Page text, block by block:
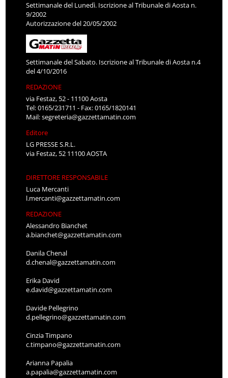
Settimanale del Lunedì. Iscrizione al Tribunale di Aosta n.
9/2002
Autorizzazione del 20/05/2002
Settimanale del Sabato. Iscrizione al Tribunale di Aosta n.4
del 4/10/2016
REDAZIONE
via Festaz, 52 - 11100 Aosta
Tel: 0165/231711 - Fax: 0165/1820141
Mail:segreteria@gazzettamatin.com
Editore
LG PRESSE S.R.L.
via Festaz, 52 11100 AOSTA
DIRETTORE RESPONSABILE
Luca Mercanti
l.mercanti@gazzettamatin.com
REDAZIONE
Alessandro Bianchet
a.bianchet@gazzettamatin.com
Danila Chenal
d.chenal@gazzettamatin.com
Erika David
e.david@gazzettamatin.com
Davide Pellegrino
d.pellegrino@gazzettamatin.com
Cinzia Timpano
c.timpano@gazzettamatin.com
Arianna Papalia
a.papalia@gazzettamatin.com